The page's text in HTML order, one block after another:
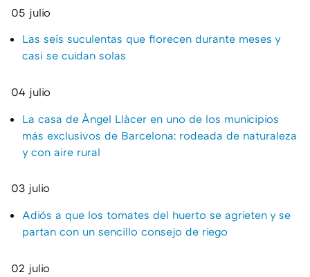
05 julio
Las seis suculentas que florecen durante meses y
casi se cuidan solas
04 julio
La casa de Àngel Llàcer en uno de los municipios
más exclusivos de Barcelona: rodeada de naturaleza
y con aire rural
03 julio
Adiós a que los tomates del huerto se agrieten y se
partan con un sencillo consejo de riego
02 julio